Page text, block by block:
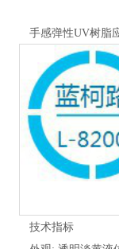
手感弹性UV树脂
技术指标